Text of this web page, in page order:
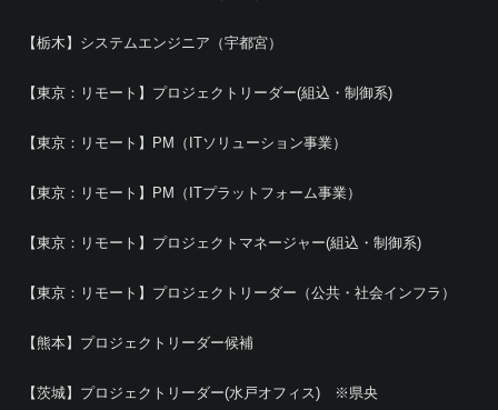
【栃木】システムエンジニア（宇都宮）
【東京：リモート】プロジェクトリーダー(組込・制御系)
【東京：リモート】PM（ITソリューション事業）
【東京：リモート】PM（ITプラットフォーム事業）
【東京：リモート】プロジェクトマネージャー(組込・制御系)
【東京：リモート】プロジェクトリーダー（公共・社会インフラ）
【熊本】プロジェクトリーダー候補
【茨城】プロジェクトリーダー(水戸オフィス) ※県央